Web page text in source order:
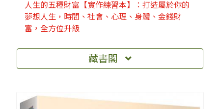
人生的五種財富【實作練習本】：打造屬於你的
夢想人生，時間、社會、心理、身體、金錢財
富，全方位升級
藏書閣